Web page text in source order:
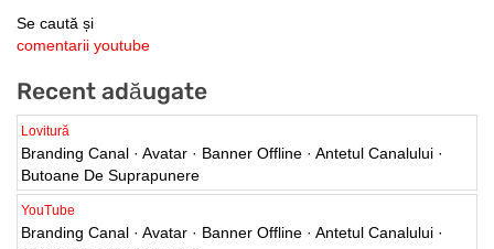
comentarii youtube
Lovitură
Branding Canal · Avatar · Banner Offline · Antetul Canalului ·
Butoane De Suprapunere
YouTube
Branding Canal · Avatar · Banner Offline · Antetul Canalului ·
Butoane De Suprapunere